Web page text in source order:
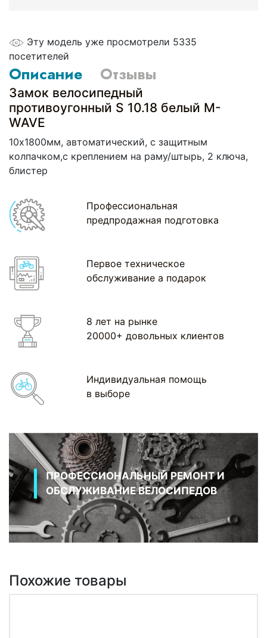
Эту модель уже просмотрели 5335
посетителей
Описание Отзывы
Замок велосипедный
противоугонный S 10.18 белый M-
WAVE
10х1800мм, автоматический, c защитным
колпачком,с креплением на раму/штырь, 2 ключа,
блистер
Профессиональная
предпродажная подготовка
Первое техническое
обслуживание а подарок
8 лет на рынке
20000+ довольных клиентов
Индивидуальная помощь
в выборе
ПРОФЕССИОНАЛЬНЫЙ РЕМОНТ И
ОБСЛУЖИВАНИЕ ВЕЛОСИПЕДОВ
Похожие товары